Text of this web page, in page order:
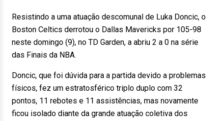
Resistindo a uma atuação descomunal de Luka Doncic, o
Boston Celtics derrotou o Dallas Mavericks por 105-98
neste domingo (9), no TD Garden, a abriu 2 a 0 na série
das Finais da NBA.
Doncic, que foi dúvida para a partida devido a problemas
físicos, fez um estratosférico triplo duplo com 32
pontos, 11 rebotes e 11 assistências, mas novamente
ficou isolado diante da grande atuação coletiva dos